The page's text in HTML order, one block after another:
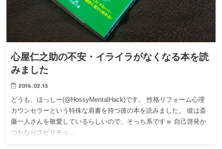
心屋仁之助の不安・イライラがなくなる本を読
みました
2016.02.15
どうも、ほっしー(@HossyMentalHack)です。 性格リフォーム心理
カウンセラーという特殊な肩書を持つ彼の本を読みました。 彼は斎
藤一人さんを敬愛しているらしいので、そっち系ですｗ 自己啓発か
つかなりスピリチュ…